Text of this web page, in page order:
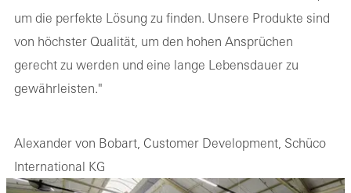
um die perfekte Lösung zu finden. Unsere Produkte sind
von höchster Qualität, um den hohen Ansprüchen
gerecht zu werden und eine lange Lebensdauer zu
gewährleisten."
Alexander von Bobart, Customer Development, Schüco
International KG